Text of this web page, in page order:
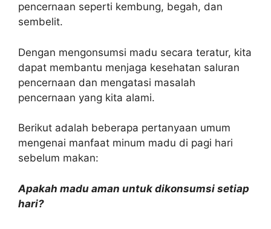
pencernaan seperti kembung, begah, dan
sembelit.
Dengan mengonsumsi madu secara teratur, kita
dapat membantu menjaga kesehatan saluran
pencernaan dan mengatasi masalah
pencernaan yang kita alami.
Berikut adalah beberapa pertanyaan umum
mengenai manfaat minum madu di pagi hari
sebelum makan:
Apakah madu aman untuk dikonsumsi setiap
hari?